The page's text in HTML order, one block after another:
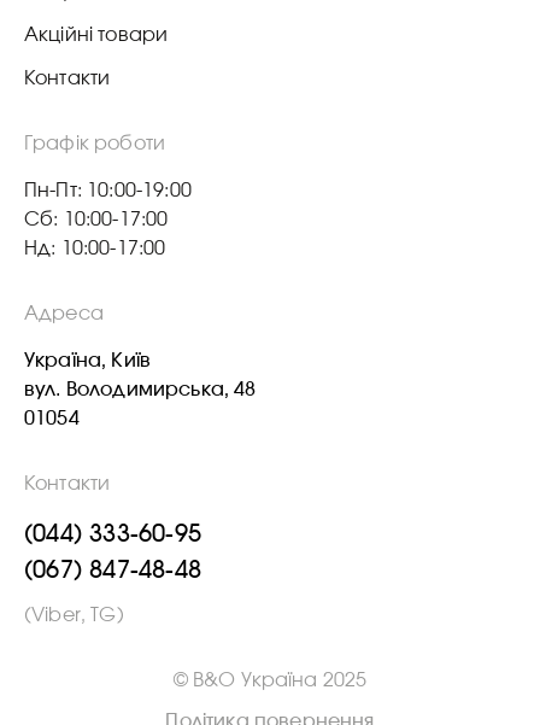
Акційні товари
Контакти
Графік роботи
Пн-Пт: 10:00-19:00
Сб: 10:00-17:00
Нд: 10:00-17:00
Адреса
Україна, Київ
вул. Володимирська, 48
01054
Контакти
(044) 333-60-95
(067) 847-48-48
(Viber, TG)
© B&O Україна 2025
Політика повернення